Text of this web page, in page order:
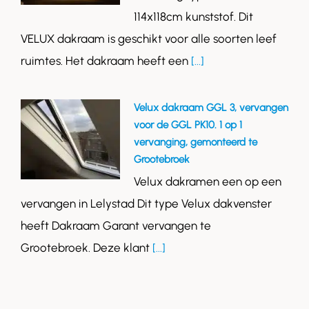
114x118cm kunststof. Dit
VELUX dakraam is geschikt voor alle soorten leef
ruimtes. Het dakraam heeft een [...]
Velux dakraam GGL 3, vervangen
voor de GGL PK10. 1 op 1
vervanging, gemonteerd te
Grootebroek
Velux dakramen een op een
vervangen in Lelystad Dit type Velux dakvenster
heeft Dakraam Garant vervangen te
Grootebroek. Deze klant [...]